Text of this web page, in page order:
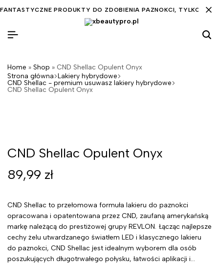
FANTASTYCZNE PRODUKTY DO ZDOBIENIA PAZNOKCI, TYLKO DLA
Home » Shop » CND Shellac Opulent Onyx
Strona główna Lakiery hybrydowe
CND Shellac - premium usuwasz lakiery hybrydowe
CND Shellac Opulent Onyx
CND Shellac Opulent Onyx
89,99 zł
CND Shellac to przełomowa formuła lakieru do paznokci
opracowana i opatentowana przez CND, zaufaną amerykańską
markę należącą do prestiżowej grupy REVLON. Łącząc najlepsze
cechy żelu utwardzanego światłem LED i klasycznego lakieru
do paznokci, CND Shellac jest idealnym wyborem dla osób
poszukujących długotrwałego połysku, łatwości aplikacji i